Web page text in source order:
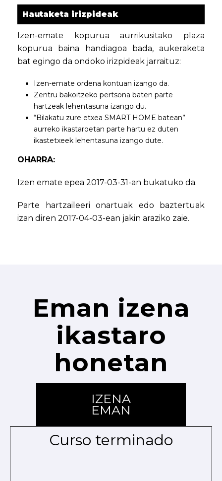
Hautaketa irizpideak
Izen-emate kopurua aurrikusitako plaza
kopurua baina handiagoa bada, aukeraketa
bat egingo da ondoko irizpideak jarraituz:
Izen-emate ordena kontuan izango da.
Zentru bakoitzeko pertsona baten parte
hartzeak lehentasuna izango du.
“Bilakatu zure etxea SMART HOME batean”
aurreko ikastaroetan parte hartu ez duten
ikastetxeek lehentasuna izango dute.
OHARRA:
Izen emate epea 2017-03-31-an bukatuko da.
Parte hartzaileeri onartuak edo baztertuak
izan diren 2017-04-03-ean jakin araziko zaie.
Eman izena
ikastaro
honetan
IZENA
EMAN
Curso terminado